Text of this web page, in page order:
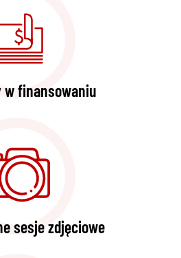
w finansowaniu
sesje zdjęciowe